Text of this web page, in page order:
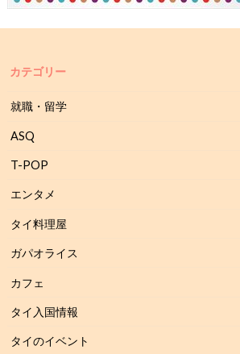
カテゴリー
就職・留学
ASQ
T-POP
エンタメ
タイ料理屋
ガパオライス
カフェ
タイ入国情報
タイのイベント